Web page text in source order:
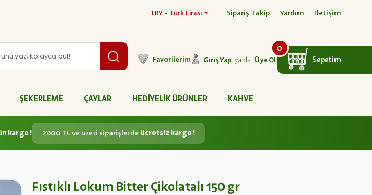
TRY - Türk Lirası Sipariş Takip Yardım İletişim
Favorilerim Giriş Yap ya da Üye Ol
0
Sepetim
ŞEKERLEME ÇAYLAR HEDİYELİK ÜRÜNLER KAHVE
kargo ! 2000 TL ve üzeri siparişlerde ücretsiz kargo !
Fıstıklı Lokum Bitter Çikolatalı 150 gr